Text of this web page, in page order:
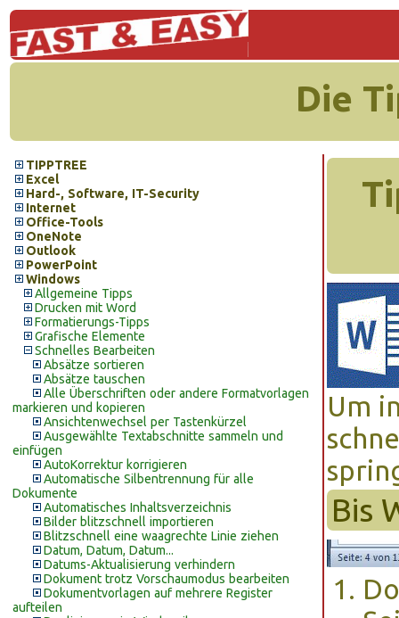
Die
TIPPTREE
Excel
Hard-, Software, IT-Security
Internet
Office-Tools
OneNote
Outlook
PowerPoint
Windows
Allgemeine Tipps
Drucken mit Word
Formatierungs-Tipps
Grafische Elemente
Schnelles Bearbeiten
Absätze sortieren
Absätze tauschen
Alle Überschriften oder andere Formatvorlagen
markieren und kopieren
Ansichtenwechsel per Tastenkürzel
Ausgewählte Textabschnitte sammeln und
einfügen
AutoKorrektur korrigieren
Automatische Silbentrennung für alle
Dokumente
Automatisches Inhaltsverzeichnis
Bilder blitzschnell importieren
Blitzschnell eine waagrechte Linie ziehen
Datum, Datum, Datum...
Datums-Aktualisierung verhindern
Dokument trotz Vorschaumodus bearbeiten
Dokumentvorlagen auf mehrere Register
aufteilen
Um
Bis